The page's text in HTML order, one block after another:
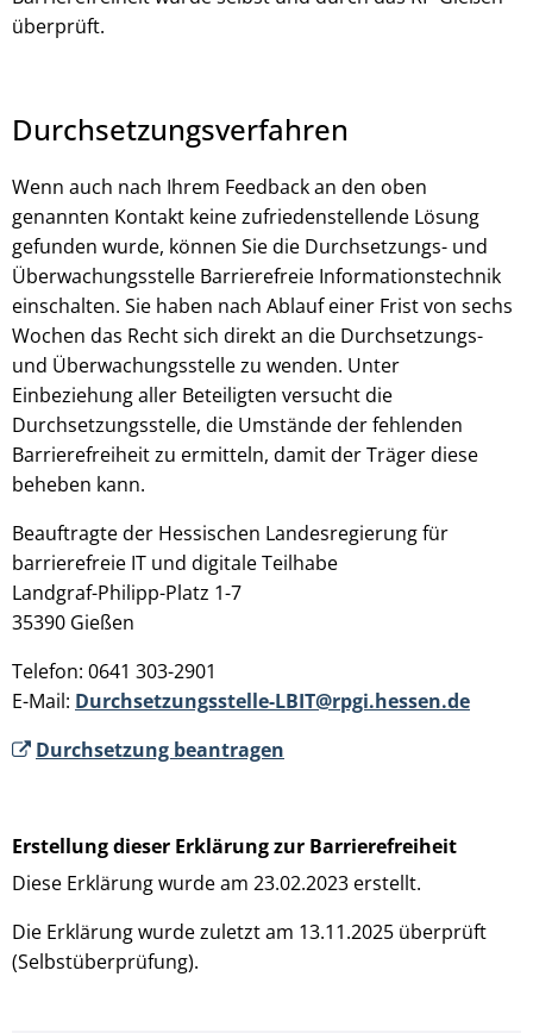
überprüft.
Durchsetzungsverfahren
Wenn auch nach Ihrem Feedback an den oben
genannten Kontakt keine zufriedenstellende Lösung
gefunden wurde, können Sie die Durchsetzungs- und
Überwachungsstelle Barrierefreie Informationstechnik
einschalten. Sie haben nach Ablauf einer Frist von sechs
Wochen das Recht sich direkt an die Durchsetzungs-
und Überwachungsstelle zu wenden. Unter
Einbeziehung aller Beteiligten versucht die
Durchsetzungsstelle, die Umstände der fehlenden
Barrierefreiheit zu ermitteln, damit der Träger diese
beheben kann.
Beauftragte der Hessischen Landesregierung für
barrierefreie IT und digitale Teilhabe
Landgraf-Philipp-Platz 1-7
35390 Gießen
Telefon: 0641 303-2901
E-Mail: Durchsetzungsstelle-LBIT@rpgi.hessen.de
Durchsetzung beantragen
Erstellung dieser Erklärung zur Barrierefreiheit
Diese Erklärung wurde am 23.02.2023 erstellt.
Die Erklärung wurde zuletzt am 13.11.2025 überprüft
(Selbstüberprüfung).